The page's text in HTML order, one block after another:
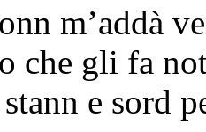
m’addà
che gli fa
e sord